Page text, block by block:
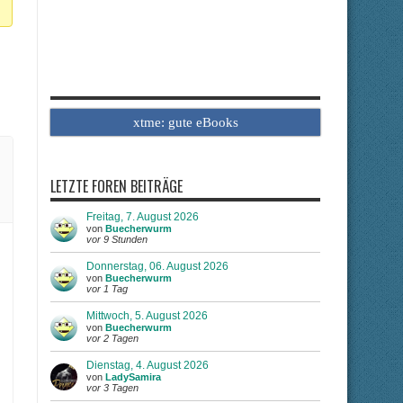
xtme: gute eBooks
LETZTE FOREN BEITRÄGE
Freitag, 7. August 2026
von Buecherwurm
vor 9 Stunden
Donnerstag, 06. August 2026
von Buecherwurm
vor 1 Tag
Mittwoch, 5. August 2026
von Buecherwurm
vor 2 Tagen
Dienstag, 4. August 2026
von LadySamira
vor 3 Tagen